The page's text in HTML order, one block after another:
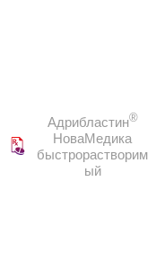
Адрибластин®
НоваМедика
быстрорастворим
ый